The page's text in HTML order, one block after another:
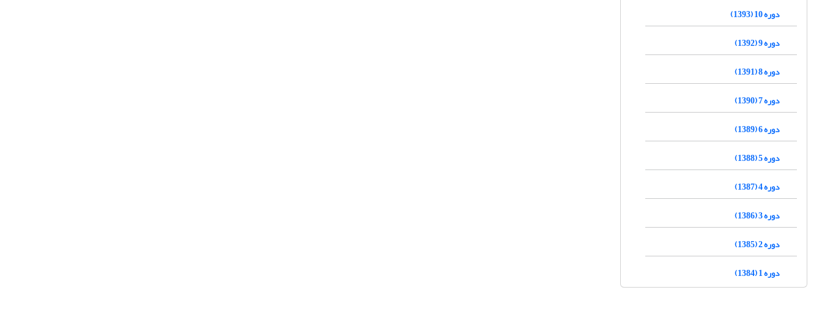
دوره 10 (1393)
دوره 9 (1392)
دوره 8 (1391)
دوره 7 (1390)
دوره 6 (1389)
دوره 5 (1388)
دوره 4 (1387)
دوره 3 (1386)
دوره 2 (1385)
دوره 1 (1384)